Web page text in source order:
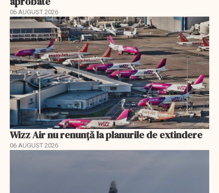
06 AUGUST 2026
Wizz Air nu renunță la planurile de extindere
06 AUGUST 2026